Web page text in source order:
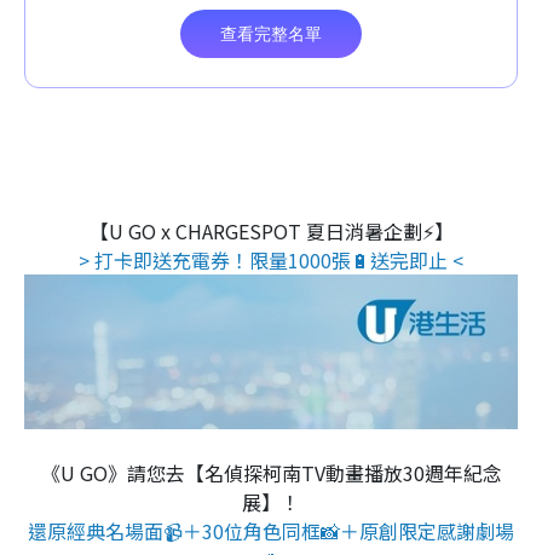
【U GO x CHARGESPOT 夏日消暑企劃⚡】
> 打卡即送充電券！限量1000張🔋送完即止 <
《U GO》請您去【名偵探柯南TV動畫播放30週年紀念
展】！
還原經典名場面📹＋30位角色同框📸＋原創限定感謝劇場